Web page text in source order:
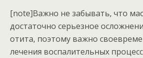
[note]Важно не забывать, что
достаточно серьезное
отита, поэтому важно
лечения воспалительных